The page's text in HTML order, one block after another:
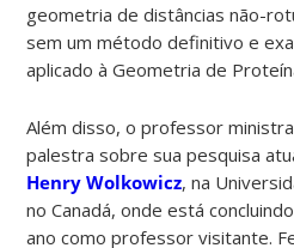
geometria de distâncias não-
sem um método definitivo e
aplicado à Geometria de
Além disso, o professor
palestra sobre sua pesquisa
Henry Wolkowicz, na
no Canadá, onde está
ano como professor visitante.